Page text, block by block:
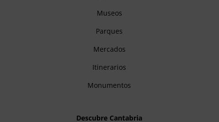
Museos
Parques
Mercados
Itinerarios
Monumentos
Descubre Cantabria